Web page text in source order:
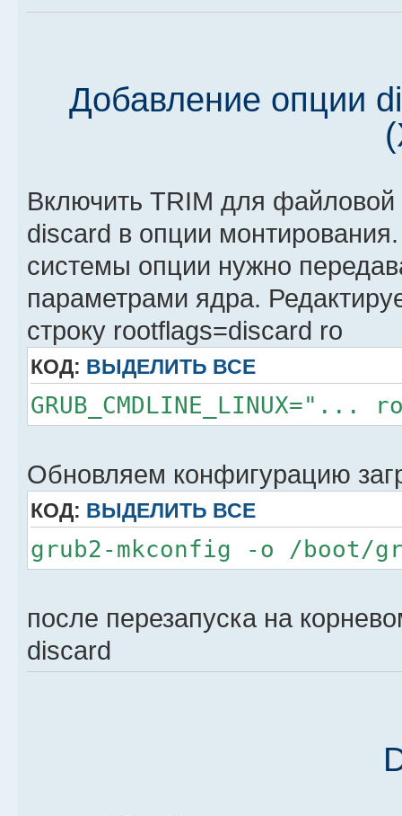
Добавление опции
Включить TRIM для
discard в опции
системы опции нужно
параметрами ядра.
строку rootflags=discard ro
КОД: ВЫДЕЛИТЬ ВСЕ
Обновляем конфигурацию
КОД: ВЫДЕЛИТЬ ВСЕ
grub2-mkconfig -o /boot/
после перезапуска на
discard